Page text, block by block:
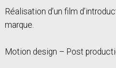
Réalisation d’un film
marque.
Motion design – Post